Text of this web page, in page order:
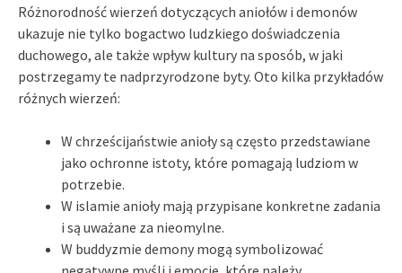
Różnorodność wierzeń dotyczących aniołów i demonów
ukazuje nie tylko bogactwo ludzkiego doświadczenia
duchowego, ale także wpływ kultury na sposób, w jaki
postrzegamy te nadprzyrodzone byty. Oto kilka przykładów
różnych wierzeń:
W chrześcijaństwie anioły są często przedstawiane
jako ochronne istoty, które pomagają ludziom w
potrzebie.
W islamie anioły mają przypisane konkretne zadania
i są uważane za nieomylne.
W buddyzmie demony mogą symbolizować